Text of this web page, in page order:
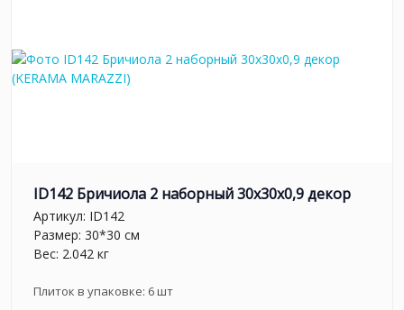
ID142 Бричиола 2 наборный 30х30x0,9 декор
Артикул: ID142
Размер: 30*30 см
Вес: 2.042 кг
Плиток в упаковке: 6шт